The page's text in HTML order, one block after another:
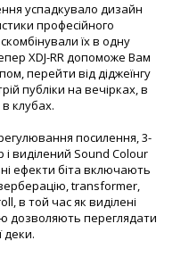
успадкувало дизайн
професійного
їх в одну
XDJ-RR допоможе Вам
перейти від діджеїнгу
публіки на вечірках, в
клубах.
посилення, 3-
виділений Sound Colour
ефекти біта включають
transformer,
в той час як виділені
дозволяють переглядати
деки.